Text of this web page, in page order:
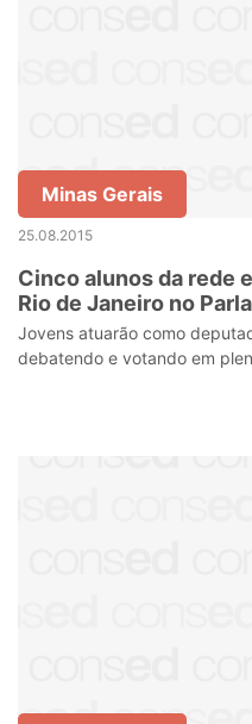
Minas Gerais
25.08.2015
Cinco alunos da rede
Rio de Janeiro no
Jovens atuarão como
debatendo e votando em